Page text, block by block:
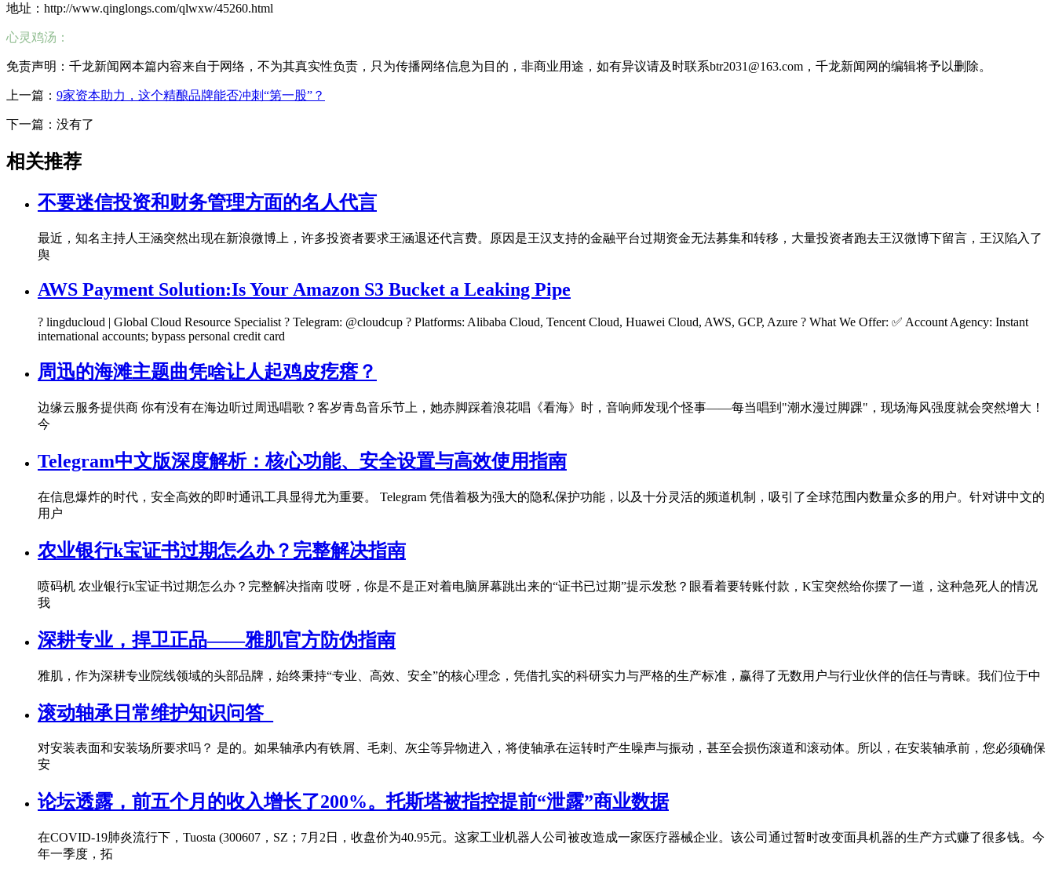
地址：http://www.qinglongs.com/qlwxw/45260.html
心灵鸡汤：
免责声明：千龙新闻网本篇内容来自于网络，不为其真实性负责，只为传播网络信息为目的，非商业用途，如有异议请及时联系btr2031@163.com，千龙新闻网的编辑将予以删除。
上一篇： 9家资本助力，这个精酿品牌能否冲刺“第一股”？
下一篇：没有了
相关推荐
不要迷信投资和财务管理方面的名人代言
最近，知名主持人王涵突然出现在新浪微博上，许多投资者要求王涵退还代言费。原因是王汉支持的金融平台过期资金无法募集和转移，大量投资者跑去王汉微博下留言，王汉陷入了
舆
AWS Payment Solution:Is Your Amazon S3 Bucket a Leaking Pipe
? lingducloud | Global Cloud Resource Specialist ? Telegram: @cloudcup ? Platforms: Alibaba Cloud, Tencent Cloud, Huawei Cloud, AWS, GCP, Azure ? What We Offer: ✅ Account Agency: Instant
international accounts; bypass personal credit card
周迅的海滩主题曲凭啥让人起鸡皮疙瘩？
边缘云服务提供商 你有没有在海边听过周迅唱歌？客岁青岛音乐节上，她赤脚踩着浪花唱《看海》时，音响师发现个怪事——每当唱到"潮水漫过脚踝"，现场海风强度就会突然增大！
今
Telegram中文版深度解析：核心功能、安全设置与高效使用指南
在信息爆炸的时代，安全高效的即时通讯工具显得尤为重要。 Telegram 凭借着极为强大的隐私保护功能，以及十分灵活的频道机制，吸引了全球范围内数量众多的用户。针对讲中文的
用户
农业银行k宝证书过期怎么办？完整解决指南
喷码机 农业银行k宝证书过期怎么办？完整解决指南 哎呀，你是不是正对着电脑屏幕跳出来的“证书已过期”提示发愁？眼看着要转账付款，K宝突然给你摆了一道，这种急死人的情况
我
深耕专业，捍卫正品——雅肌官方防伪指南
雅肌，作为深耕专业院线领域的头部品牌，始终秉持“专业、高效、安全”的核心理念，凭借扎实的科研实力与严格的生产标准，赢得了无数用户与行业伙伴的信任与青睐。我们位于中
滚动轴承日常维护知识问答_
对安装表面和安装场所要求吗？ 是的。如果轴承内有铁屑、毛刺、灰尘等异物进入，将使轴承在运转时产生噪声与振动，甚至会损伤滚道和滚动体。所以，在安装轴承前，您必须确保
安
论坛透露，前五个月的收入增长了200%。托斯塔被指控提前“泄露”商业数据
在COVID-19肺炎流行下，Tuosta (300607，SZ；7月2日，收盘价为40.95元。这家工业机器人公司被改造成一家医疗器械企业。该公司通过暂时改变面具机器的生产方式赚了很多钱。今
年一季度，拓